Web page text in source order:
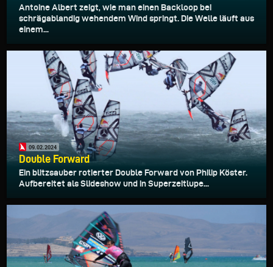
Antoine Albert zeigt, wie man einen Backloop bei
schrägablandig wehendem Wind springt. Die Welle läuft aus
einem...
09.02.2024
Double Forward
Ein blitzsauber rotierter Double Forward von Philip Köster.
Aufbereitet als Slideshow und in Superzeitlupe...